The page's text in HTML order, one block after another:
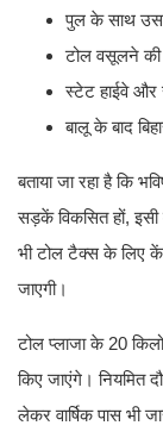
पुल के साथ उसके
टोल वसूलने की
स्टेट हाईवे और
बालू के बाद
बताया जा रहा है कि
सड़कें विकसित हों,
भी टोल टैक्स के लिए
जाएगी।
टोल प्लाजा के 20
किए जाएंगे। नियमित
लेकर वार्षिक पास भी